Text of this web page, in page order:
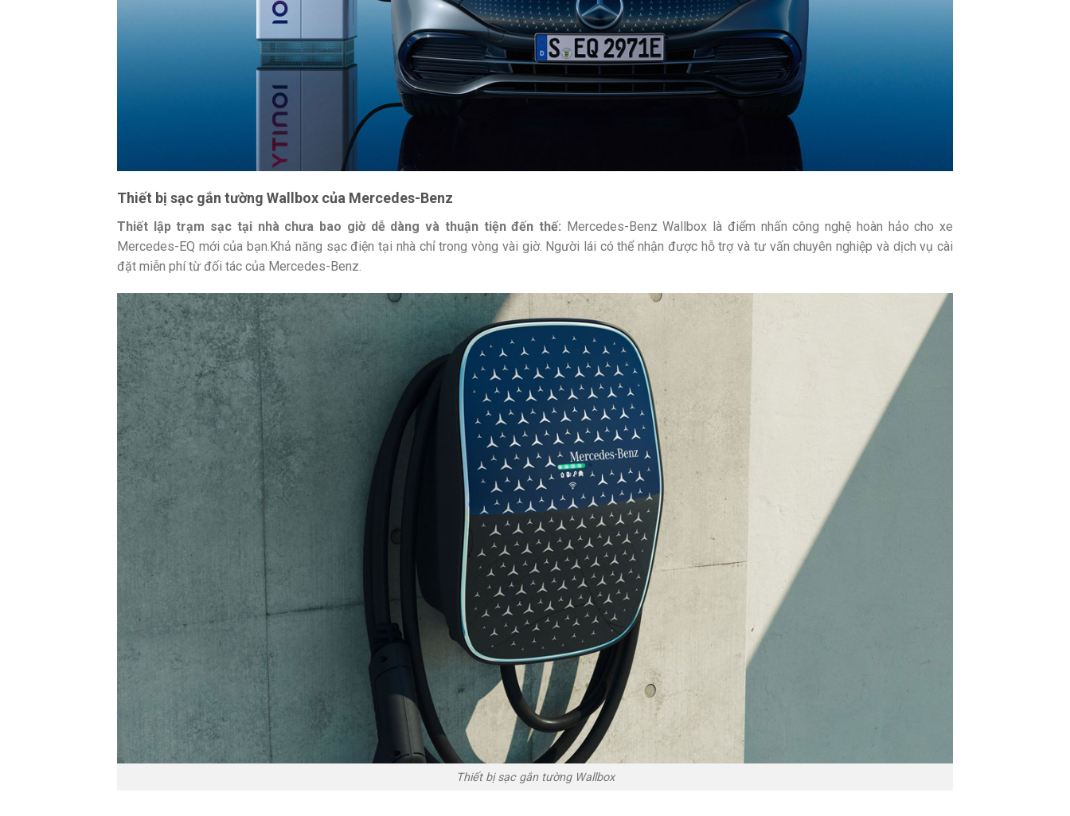
Thiết bị sạc gắn tường Wallbox của Mercedes-Benz
Thiết lập trạm sạc tại nhà chưa bao giờ dễ dàng và thuận tiện đến thế: Mercedes-Benz Wallbox là điểm nhấn công nghệ hoàn hảo cho xe
Mercedes-EQ mới của bạn.Khả năng sạc điện tại nhà chỉ trong vòng vài giờ. Người lái có thể nhận được hỗ trợ và tư vấn chuyên nghiệp và dịch vụ cài
đặt miễn phí từ đối tác của Mercedes-Benz.
Thiết bị sạc gắn tường Wallbox